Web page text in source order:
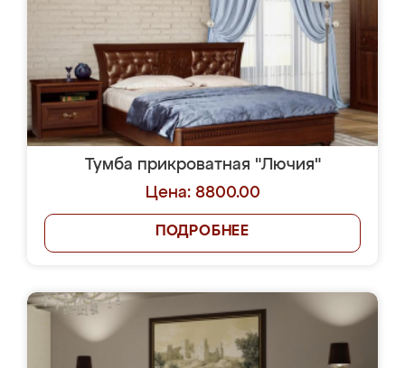
Тумба прикроватная "Лючия"
Цена: 8800.00
ПОДРОБНЕЕ